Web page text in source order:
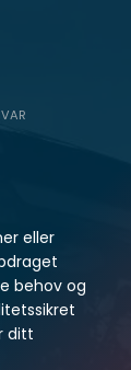
eller
behov og
ditt